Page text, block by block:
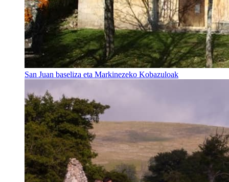
San Juan baseliza eta Markinezeko Kobazuloak